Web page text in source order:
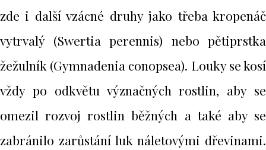
zde i další vzácné druhy jako třeba kropenáč
vytrvalý (Swertia perennis) nebo pětiprstka
žežulník (Gymnadenia conopsea). Louky se kosí
vždy po odkvětu význačných rostlin, aby se
omezil rozvoj rostlin běžných a také aby se
zabránilo zarůstání luk náletovými dřevinami.